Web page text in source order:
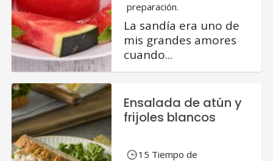
preparación.
La sandía era uno de
mis grandes amores
cuando...
Ensalada de atún y
frijoles blancos
15 Tiempo de